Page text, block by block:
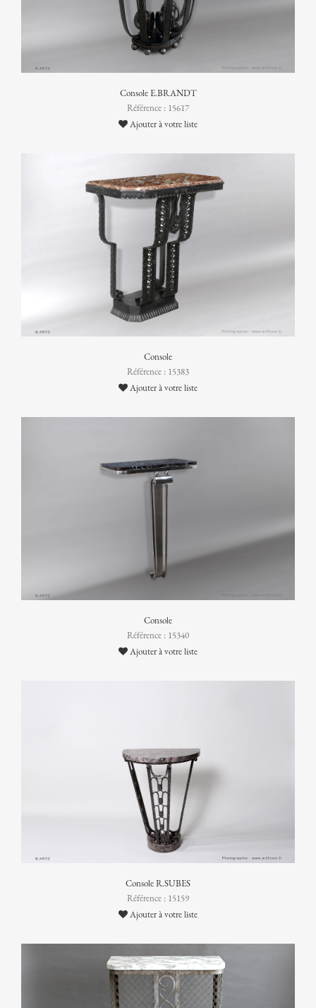
Console E.BRANDT
Référence : 15617
Ajouter à votre liste
Console
Référence : 15383
Ajouter à votre liste
Console
Référence : 15340
Ajouter à votre liste
Console R.SUBES
Référence : 15159
Ajouter à votre liste